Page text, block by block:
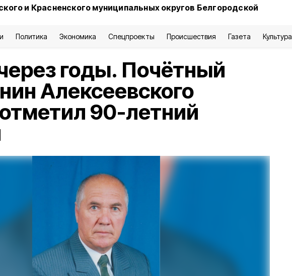
и Красненского муниципальных округов Белгородской
Политика Экономика Спецпроекты Происшествия Газета Культура
годы. Почётный
Алексеевского
90-летний